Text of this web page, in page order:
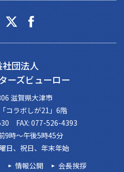
団法人
ーズビューロー
滋賀県大津市
コラボしが21」6階
FAX: 077-526-4393
9時～午後5時45分
日、祝日、年末年始
情報公開 会長挨拶